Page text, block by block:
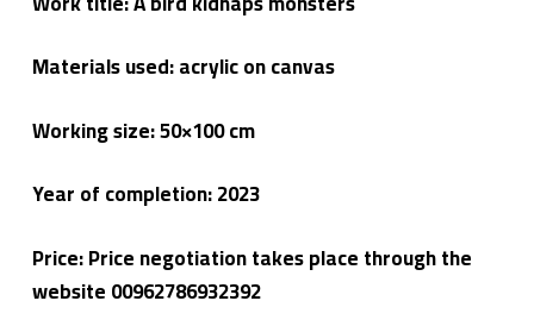
Materials used: acrylic on canvas
Working size: 50×100 cm
Year of completion: 2023
Price: Price negotiation takes place through the
website 00962786932392